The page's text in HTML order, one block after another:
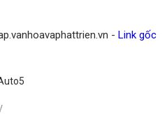
- Link gốc